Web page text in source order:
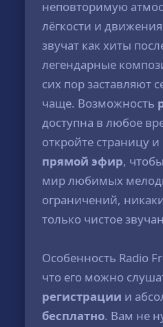
неповторимую
лёгкости и
звучат как хиты
легендарные
сих пор заставляют
чаще. Возможность
доступна в любое
откройте страницу
прямой эфир,
мир любимых
ограничений,
только чистое
Особенность Radio
что его можно
регистрации и
бесплатно. Вам не